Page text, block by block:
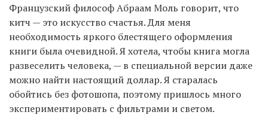
Французский философ Абраам Моль говорит, что
китч — это искусство счастья. Для меня
необходимость яркого блестящего оформления
книги была очевидной. Я хотела, чтобы книга могла
развеселить человека, — в специальной версии даже
можно найти настоящий доллар. Я старалась
обойтись без фотошопа, поэтому пришлось много
экспериментировать с фильтрами и светом.